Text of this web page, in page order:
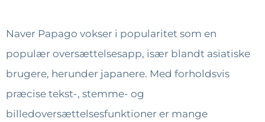
Naver Papago vokser i popularitet som en
populær oversættelsesapp, især blandt asiatiske
brugere, herunder japanere. Med forholdsvis
præcise tekst-, stemme- og
billedoversættelsesfunktioner er mange